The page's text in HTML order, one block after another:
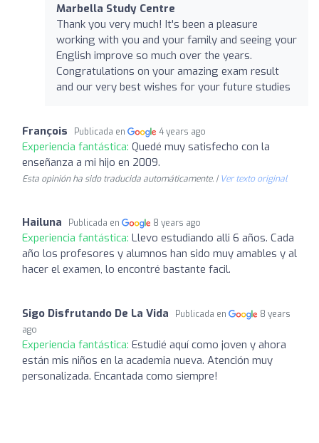
Marbella Study Centre
Thank you very much! It's been a pleasure
working with you and your family and seeing your
English improve so much over the years.
Congratulations on your amazing exam result
and our very best wishes for your future studies
François Publicada en 4 years ago
Experiencia fantástica: Quedé muy satisfecho con la
enseñanza a mi hijo en 2009.
Esta opinión ha sido traducida automáticamente. | Ver texto original
Hailuna Publicada en 8 years ago
Experiencia fantástica: Llevo estudiando alli 6 años. Cada
año los profesores y alumnos han sido muy amables y al
hacer el examen, lo encontré bastante facil.
Sigo Disfrutando De La Vida Publicada en
8 years
ago
Experiencia fantástica: Estudié aquí como joven y ahora
están mis niños en la academia nueva. Atención muy
personalizada. Encantada como siempre!